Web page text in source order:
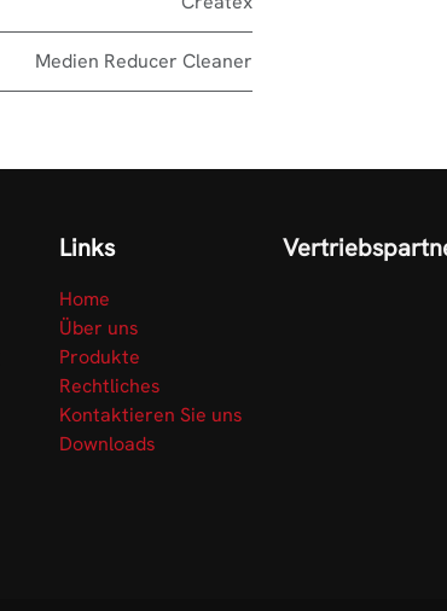
Medien Reducer Cleaner
Links
Home
Über uns
Produkte
Rechtliches
Kontaktieren Sie uns
Downloads